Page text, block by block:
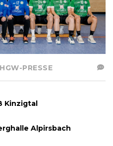
HGW-PRESSE
Kinzigtal
Alpirsbach